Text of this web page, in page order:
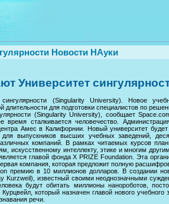
Новости НАуки
Университет
(Singularity University). Новое
для подготовки специалистов по
(Singularity University), сообщает
сталкивается человечество.
Амес в Калифорнии. Новый университет
выпускников высших учебных заведений,
компаний. В рамках читаемых курсов
искусственному интеллекту, этике и многим
главой фонда X PRIZE Foundation. Эта
компания, которая предложит полную
премию в 10 миллионов долларов. В создании
Kurzweil), известный своими неоднозначными
будут обитать миллионы нанороботов,
который назначен главой нового учебного
речи.